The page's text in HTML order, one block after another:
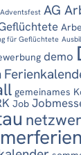
Adventsfest AG
für Geflüchtete
demo
gemeinames
Job